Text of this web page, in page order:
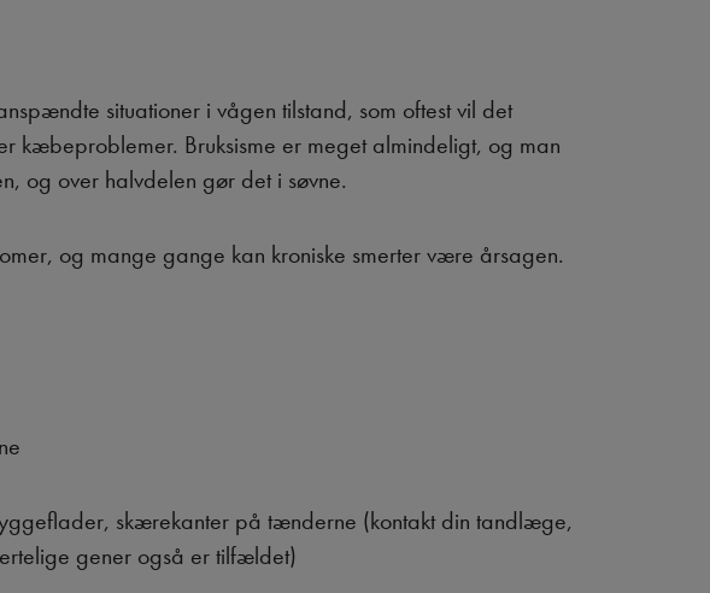
situationer i vågen tilstand, som oftest vil det
kæbeproblemer. Bruksisme er meget almindeligt, og man
og over halvdelen gør det i søvne.
og mange gange kan kroniske smerter være årsagen.
skærekanter på tænderne (kontakt din tandlæge,
gener også er tilfældet)